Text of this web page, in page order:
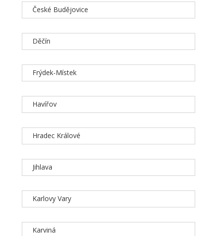
České Budějovice
Děčín
Frýdek-Místek
Havířov
Hradec Králové
Jihlava
Karlovy Vary
Karviná